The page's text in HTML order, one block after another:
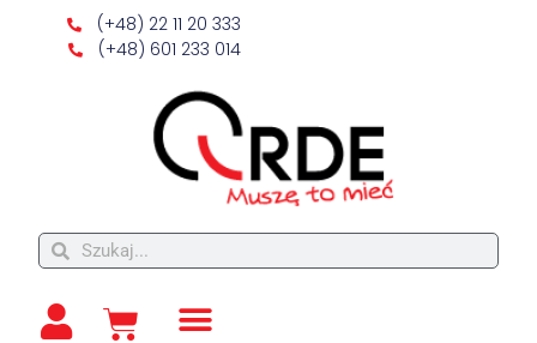
(+48) 22 11 20 333
(+48) 601 233 014